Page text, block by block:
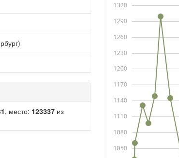
, место: 123337 из
1050
1080
1110
1140
1170
1200
1230
1260
1290
1320